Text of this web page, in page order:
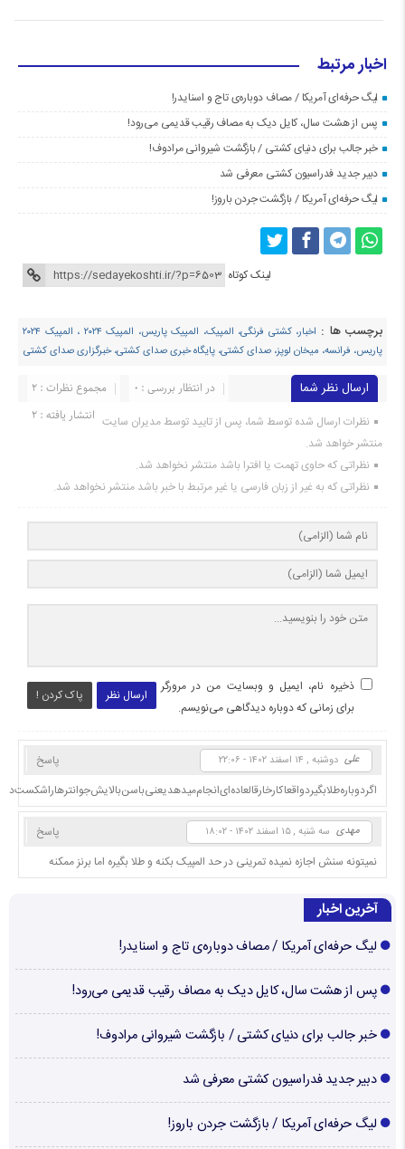
اخبار مرتبط
لیگ حرفه‌ای آمریکا / مصاف دوباره‌ی تاج و اسنایدر!
پس از هشت سال، کایل دیک به مصاف رقیب قدیمی می‌رود!
خبر جالب برای دنیای کشتی / بازگشت شیروانی مرادوف!
دبیر جدید فدراسیون کشتی معرفی شد
لیگ حرفه‌ای آمریکا / بازگشت جردن باروز!
لینک کوتاه
برچسب ها :
اخبار، کشتی فرنگی، المپیک، المپیک پاریس، المپیک ۲۰۲۴ ، المپیک ۲۰۲۴
پاریس، فرانسه، میخان لوپز، صدای کشتی، پایگاه خبری صدای کشتی، خبرگزاری صدای کشتی
ارسال نظر شما مجموع نظرات : 2
در انتظار بررسی : 0
انتشار یافته : ۲ نظرات ارسال شده توسط شما، پس از تایید توسط مدیران سایت
منتشر خواهد شد.
نظراتی که حاوی تهمت یا افترا باشد منتشر نخواهد شد.
نظراتی که به غیر از زبان فارسی یا غیر مرتبط با خبر باشد منتشر نخواهد شد.
ارسال نظر پاک کردن !
ذخیره نام، ایمیل و وبسایت من در مرورگر
برای زمانی که دوباره دیدگاهی می‌نویسم.
علی دوشنبه , ۱۴ اسفند ۱۴۰۲ - ۲۲:۰۶
پاسخ
مهدی سه شنبه , ۱۵ اسفند ۱۴۰۲ - ۱۸:۰۲
پاسخ
نمیتونه سنش اجازه نمیده تمرینی در حد المپیک بکنه و طلا بگیره اما برنز ممکنه
آخرین اخبار
لیگ حرفه‌ای آمریکا / مصاف دوباره‌ی تاج و اسنایدر!
پس از هشت سال، کایل دیک به مصاف رقیب قدیمی می‌رود!
خبر جالب برای دنیای کشتی / بازگشت شیروانی مرادوف!
دبیر جدید فدراسیون کشتی معرفی شد
لیگ حرفه‌ای آمریکا / بازگشت جردن باروز!